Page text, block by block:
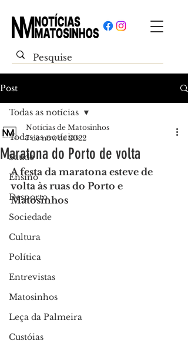
Post
Todas as notícias
Saúde
Ensino
Desporto
Sociedade
Cultura
Política
Entrevistas
Matosinhos
Leça da Palmeira
Custóias
Todas as notícias
Maratona do Porto de volta
Notícias de Matosinhos
7 de nov. de 2022
A festa da maratona esteve de
volta às ruas do Porto e
Matosinhos